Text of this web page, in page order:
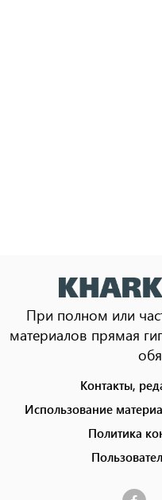
При полном или
материалов прямая
menu
Контакты,
Использование
Политика